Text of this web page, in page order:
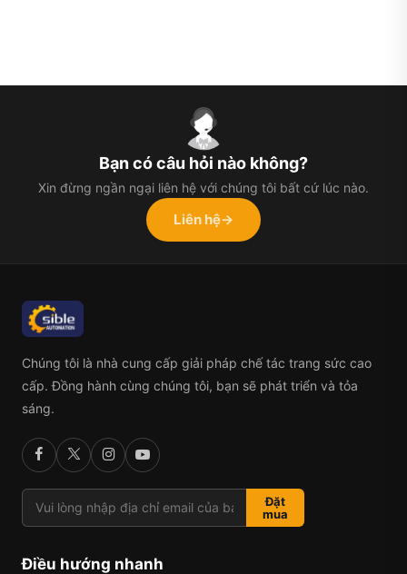
Bạn có câu hỏi nào không?
Xin đừng ngần ngại liên hệ với chúng tôi bất cứ lúc nào.
Liên hệ→
Chúng tôi là nhà cung cấp giải pháp chế tác trang sức cao
cấp. Đồng hành cùng chúng tôi, bạn sẽ phát triển và tỏa
sáng.
Đặt
mua
Điều hướng nhanh